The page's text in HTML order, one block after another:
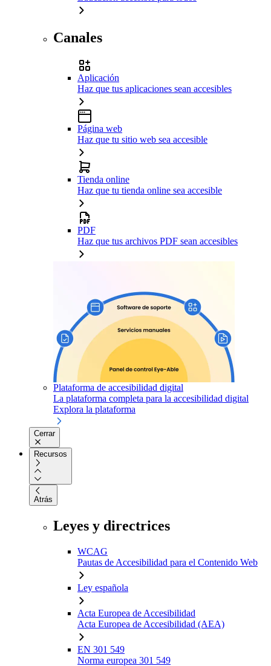
Canales
Aplicación
Haz que tus aplicaciones sean accesibles
Página web
Haz que tu sitio web sea accesible
Tienda online
Haz que tu tienda online sea accesible
PDF
Haz que tus archivos PDF sean accesibles
Plataforma de accesibilidad digital
La plataforma completa para la accesibilidad digital
Explora la plataforma
Cerrar
Recursos
Atrás
Leyes y directrices
WCAG
Pautas de Accesibilidad para el Contenido Web
Ley española
Acta Europea de Accesibilidad
Acta Europea de Accesibilidad (AEA)
EN 301 549
Norma europea 301 549